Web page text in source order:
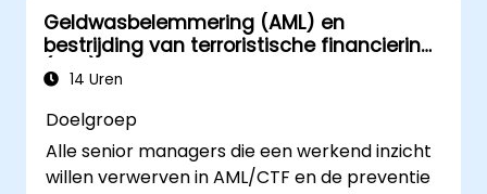
Geldwasbelemmering (AML) en
bestrijding van terroristische financiering
(CTF)14 Uren
Doelgroep
Alle senior managers die een werkend inzicht
willen verwerven in AML/CTF en de preventie